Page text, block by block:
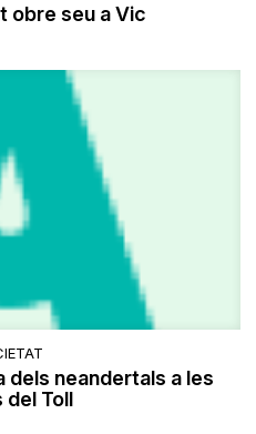
obre seu a Vic
neandertals a les
del Toll